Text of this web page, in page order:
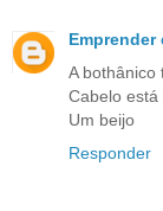
Emprender
A bothânico
Cabelo está
Um beijo
Responder